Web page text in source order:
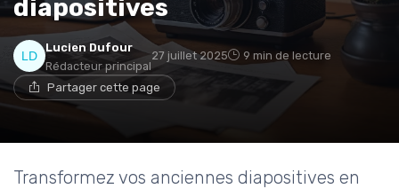
diapositives
Lucien Dufour
Rédacteur principal
27 juillet 2025 9 min de lecture
Partager cette page
Transformez vos anciennes diapositives en
* En m'inscrivant, j'accepte de recevoir la newsletter
d'Appareils Ménagers et les offres de ses partenaires.
Non merci, peut-être plus tard